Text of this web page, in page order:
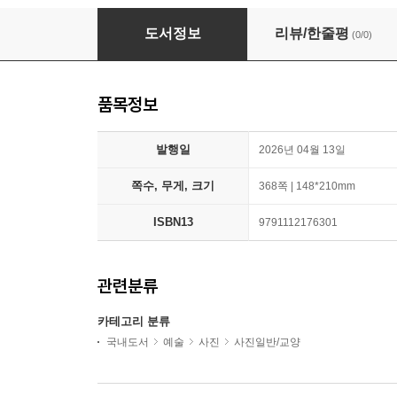
사진입문
도서정보 리뷰/한줄평 (0/0)
품목정보
발행일 2026년 04월 13일
쪽수, 무게, 크기 368쪽 | 148*210mm
ISBN13 9791112176301
관련분류
카테고리 분류
국내도서 예술 사진 사진일반/교양